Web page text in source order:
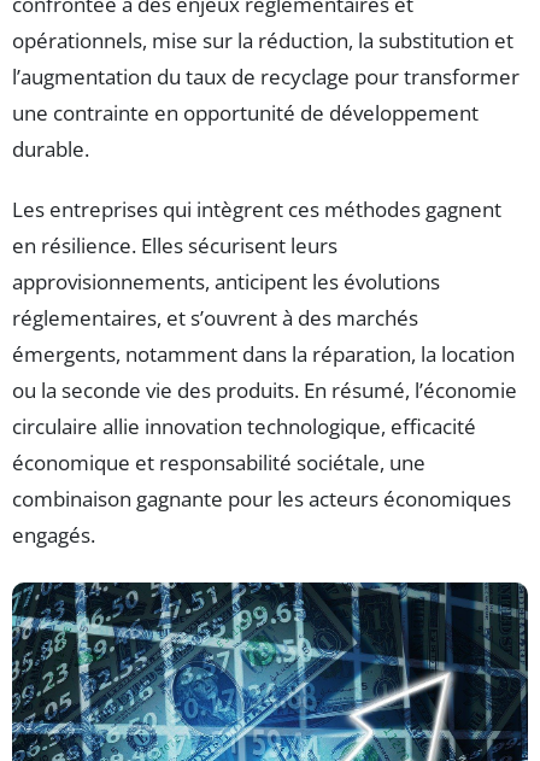
opérationnels, mise sur la réduction, la substitution et
l’augmentation du taux de recyclage pour transformer
une contrainte en opportunité de développement
durable.
Les entreprises qui intègrent ces méthodes gagnent
en résilience. Elles sécurisent leurs
approvisionnements, anticipent les évolutions
réglementaires, et s’ouvrent à des marchés
émergents, notamment dans la réparation, la location
ou la seconde vie des produits. En résumé, l’économie
circulaire allie innovation technologique, efficacité
économique et responsabilité sociétale, une
combinaison gagnante pour les acteurs économiques
engagés.